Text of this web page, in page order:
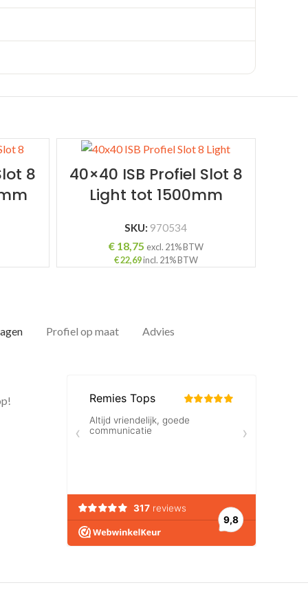
8
40×40 ISB Profiel Slot 8
Light tot 1500mm
SKU: 970534
€18,75 excl. 21% BTW
€22,69incl. 21% BTW
Profiel op maat Advies